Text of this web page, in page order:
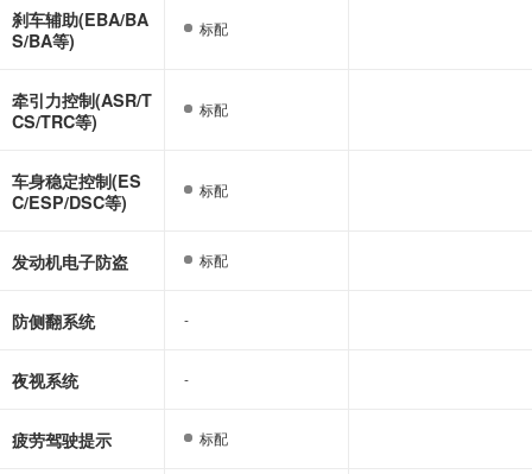
刹车辅助(EBA/BA
S/BA等)
标配
牵引力控制(ASR/T
CS/TRC等)
标配
车身稳定控制(ES
C/ESP/DSC等)
标配
发动机电子防盗 标配
防侧翻系统 -
夜视系统 -
疲劳驾驶提示 标配
标配
标配
标配
标配
-
-
标配